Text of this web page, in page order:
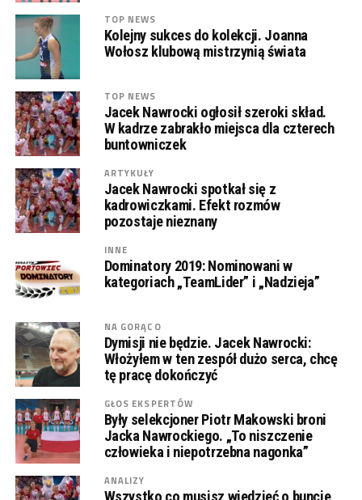
TOP NEWS
Kolejny sukces do kolekcji. Joanna
Wołosz klubową mistrzynią świata
TOP NEWS
Jacek Nawrocki ogłosił szeroki skład.
W kadrze zabrakło miejsca dla czterech
buntowniczek
ARTYKUŁY
Jacek Nawrocki spotkał się z
kadrowiczkami. Efekt rozmów
pozostaje nieznany
INNE
Dominatory 2019: Nominowani w
kategoriach „TeamLider” i „Nadzieja”
NA GORĄCO
Dymisji nie będzie. Jacek Nawrocki:
Włożyłem w ten zespół dużo serca, chcę
tę pracę dokończyć
GŁOS EKSPERTÓW
Były selekcjoner Piotr Makowski broni
Jacka Nawrockiego. „To niszczenie
człowieka i niepotrzebna nagonka”
ANALIZY
Wszystko co musisz wiedzieć o buncie